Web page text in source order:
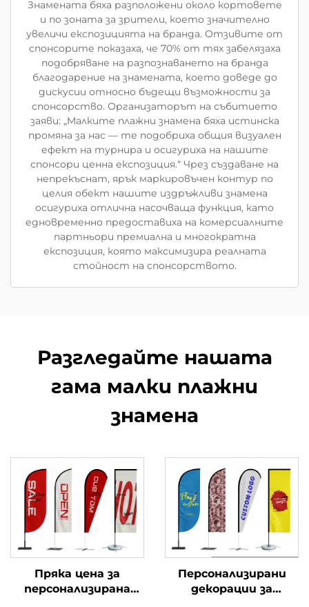
Знамената бяха разположени около кортовете
и по зоната за зрители, което значително
увеличи експозицията на бранда. Отзивите от
спонсорите показаха, че 70% от тях забелязаха
подобряване на разпознаването на бранда
благодарение на знамената, което доведе до
дискусии относно бъдещи възможности за
спонсорство. Организаторът на събитието
заяви: „Малките плажни знамена бяха истинска
промяна за нас — те подобриха общия визуален
ефект на турнира и осигуриха на нашите
спонсори ценна експозиция.“ Чрез създаване на
непрекъснат, ярък маркировъчен контур по
целия обект нашите издръжливи знамена
осигуриха отлична насочваща функция, като
едновременно предоставиха на комерсиалните
партньори премиална и многократна
експозиция, която максимизира реалната
стойност на спонсорството.
Разгледайте нашата
гама малки плажни
знамена
Пряка цена за
персонализирана
Персонализирани
декорации за